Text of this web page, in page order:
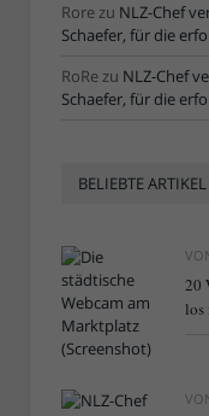
Rorezu NLZ-Chef
Schaefer, für die
RoRezu NLZ-Chef
Schaefer, für die
BELIEBTE ARTIKEL
20
los